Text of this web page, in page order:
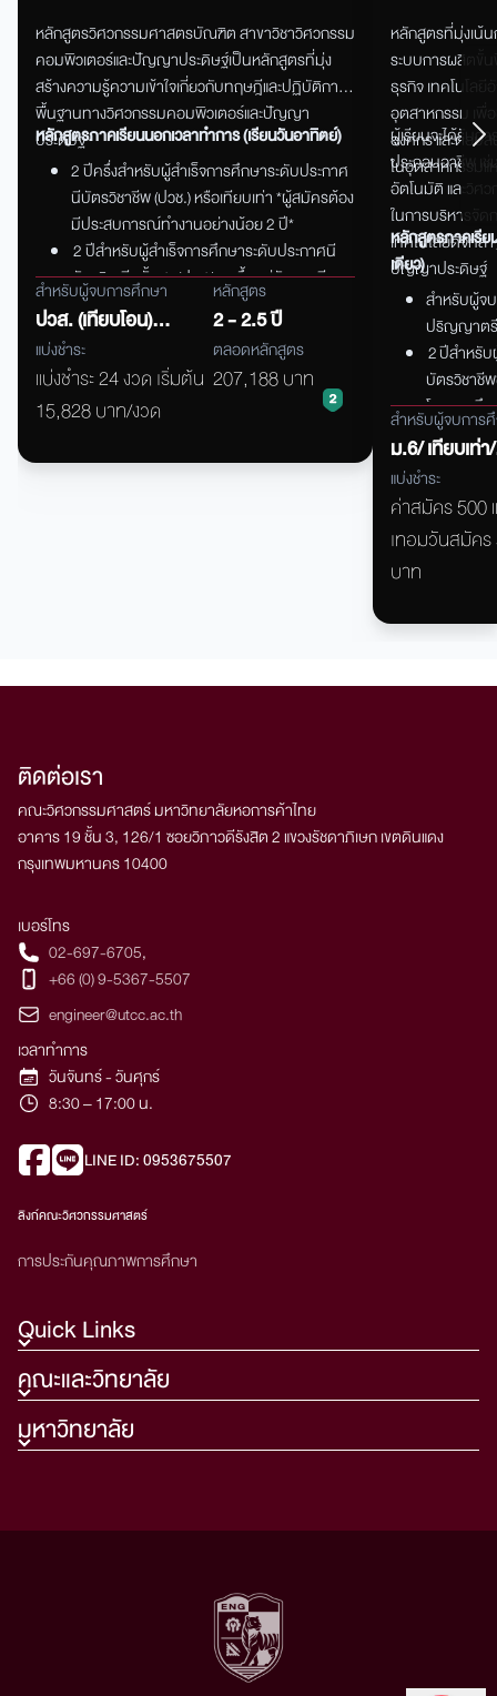
หลักสูตรวิศวกรรมศาสตรบัณฑิต สาขาวิชาวิศวกรรม
คอมพิวเตอร์และปัญญาประดิษฐ์เป็นหลักสูตรที่มุ่ง
สร้างความรู้ความเข้าใจเกี่ยวกับทฤษฎีและปฏิบัติการ
พื้นฐานทางวิศวกรรมคอมพิวเตอร์และปัญญา
ประดิษฐ์
หลักสูตรภาคเรียนนอกเวลาทำการ (เรียนวันอาทิตย์)
2 ปีครึ่งสำหรับผู้สำเร็จการศึกษาระดับประกาศ
นีบัตรวิชาชีพ (ปวช.) หรือเทียบเท่า *ผู้สมัครต้อง
มีประสบการณ์ทำงานอย่างน้อย 2 ปี*
2 ปีสำหรับผู้สำเร็จการศึกษาระดับประกาศนี
บัตรวิชาชีพชั้นสูง (ปวส.) และขึ้นอยู่กับการทียบ
โอนการศึกษาหรือต่อปริญญาตรีใบที่ 2
สำหรับผู้จบการศึกษา
ปวส. (เทียบโอน)
และปริญญาตรี
และม.6/ เทียบเท่า/
ปวช.
หลักสูตร
2 - 2.5 ปี
แบ่งชำระ
แบ่งชำระ 24 งวด เริ่มต้น
15,828 บาท/งวด
ตลอดหลักสูตร
207,188 บาท
หลักสูตรที่มุ่งเน้
ระบบการผลิตขั้
ธุรกิจ เทคโนโลยี
อุตสาหกรรม เพื่
องค์กร และตอบ
ในอุตสาหกรรม
ผู้เรียนจะได้รับ
ประกอบอาชีพ เ
อัตโนมัติ และวิศ
ในการบริหารจัด
เทคโนโลยีดิจิทัล
ปัญญาประดิษฐ์
หลักสูตรภาคเรีย
เดียว)
สำหรับผู้จ
ปริญญาต
2ปีสำหรับ
บัตรวิชาชี
โอนการศึ
สำหรับผู้จบการ
ม.6/ เทียบเท่า/
ปวช.
แบ่งชำระ
ค่าสมัคร 500
เทอมวันสมัค
บาท
Quick Links
คณะและวิทยาลัย
มหาวิทยาลัย
ติดต่อเรา
คณะวิศวกรรมศาสตร์ มหาวิทยาลัยหอการค้าไทย
อาคาร 19 ชั้น 3, 126/1 ซอยวิภาวดีรังสิต 2 แขวงรัชดาภิเษก เขตดินแดง
กรุงเทพมหานคร 10400
เบอร์โทร
02-697-6705,
+66 (0) 9-5367-5507
engineer@utcc.ac.th
เวลาทำการ
วันจันทร์ - วันศุกร์
8:30 – 17:00 น.
LINE ID: 0953675507
ลิงก์คณะวิศวกรรมศาสตร์
การประกันคุณภาพการศึกษา